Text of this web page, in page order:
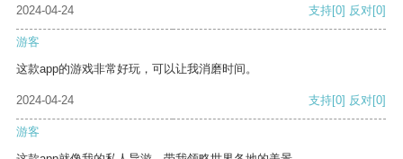
2024-04-24 支持[0] 反对[0]
游客
这款app的游戏非常好玩，可以让我消磨时间。
2024-04-24 支持[0] 反对[0]
游客